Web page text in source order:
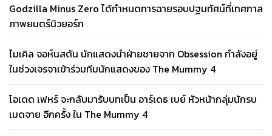
Godzilla Minus Zero ได้กำหนดการฉายรอบปฐมทัศน์ที่เทศกาล
ภาพยนตร์นิวยอร์ก
ไมเคิล จอห์นสตัน นักแสดงนำฝ่ายชายจาก Obsession กำลังอยู่
ในช่วงเจรจาเข้าร่วมทีมนักแสดงของ The Mummy 4
โอเดด เฟหร์ จะกลับมารับบทเป็น อาร์เดธ เบย์ หัวหน้ากลุ่มนักรบ
เมดจาย อีกครั้ง ใน The Mummy 4